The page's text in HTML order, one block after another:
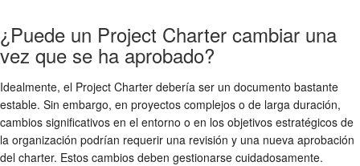
¿Puede un Project Charter cambiar una
vez que se ha aprobado?
Idealmente, el Project Charter debería ser un documento bastante
estable. Sin embargo, en proyectos complejos o de larga duración,
cambios significativos en el entorno o en los objetivos estratégicos de
la organización podrían requerir una revisión y una nueva aprobación
del charter. Estos cambios deben gestionarse cuidadosamente.